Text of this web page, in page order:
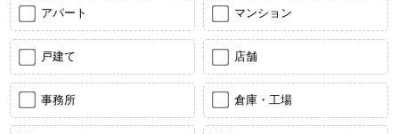
アパート マンション
戸建て 店舗
事務所 倉庫・工場